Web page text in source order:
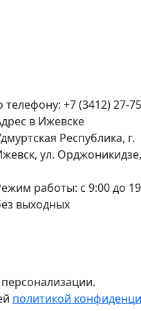
+7 (3412) 27-
в Ижевске
Республика, г.
ул.
работы: c 9:00 до
выходных
политикой